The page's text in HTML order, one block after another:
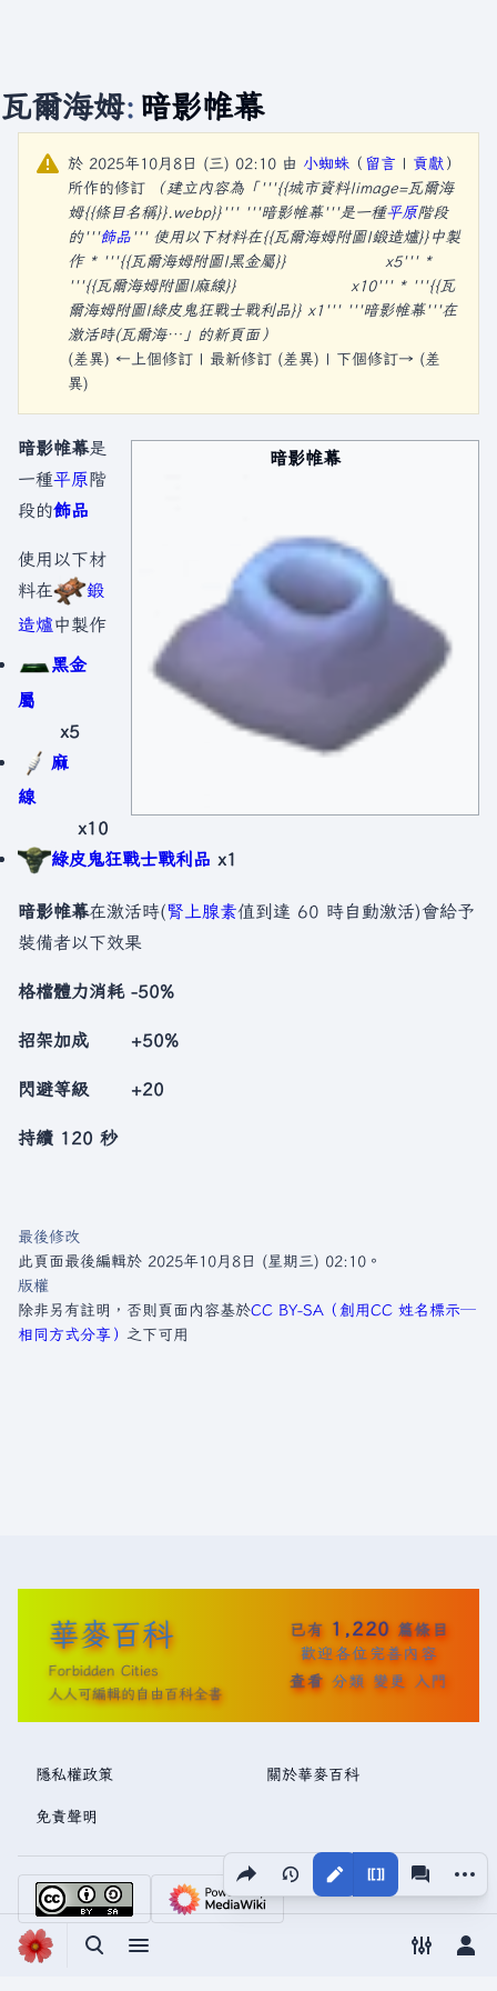
切換搜尋切換選單 切換偏好
切
瓦爾海姆: 暗影帷幕
分享此頁面
視圖 更多
於 2025年10月8日 (三) 02:10 由 小蜘蛛 （ 留言 | 貢獻 ）
所作的修訂
（建立內容為「'''{{城市資料|image=瓦爾海
姆{{條目名稱}}.webp}}''' '''暗影帷幕'''是一種平原階段
的'''飾品''' 使用以下材料在{{瓦爾海姆附圖|鍛造爐}}中製
作 * '''{{瓦爾海姆附圖|黑金屬}} x5''' *
'''{{瓦爾海姆附圖|麻線}} x10''' * '''{{瓦
爾海姆附圖|綠皮鬼狂戰士戰利品}} x1''' '''暗影帷幕'''在
激活時(瓦爾海…」的新頁面）
(差異) ←上個修訂 | 最新修訂 (差異) | 下個修訂→ (差
異)
暗影帷幕
暗影帷幕是
一種平原階
段的飾品
使用以下材
料在
鍛
造爐中製作
黑金
屬
x5
麻
線
x10
綠皮鬼狂戰士戰利品 x1
暗影帷幕在激活時(腎上腺素值到達 60 時自動激活)會給予
裝備者以下效果
格檔體力消耗 -50%
招架加成 +50%
閃避等級 +20
持續 120 秒
最後修改
此頁面最後編輯於 2025年10月8日 (星期三) 02:10。
版權
除非另有註明，否則頁面內容基於CC BY-SA（創用CC 姓名標示─
相同方式分享） 之下可用
華麥百科
Forbidden Cities
人人可編輯的自由百科全書
已有 1,220 篇條目
歡迎各位完善內容
查看 分類 變更 入門
隱私權政策 關於華麥百科
免責聲明